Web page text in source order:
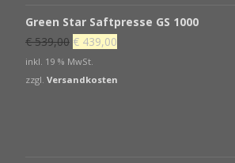
Green Star Saftpresse GS 1000
€539,00 Ursprünglicher
Preis
war:
€ 439,00
ist:
inkl. 19 % MwSt.
zzgl. Versandkosten